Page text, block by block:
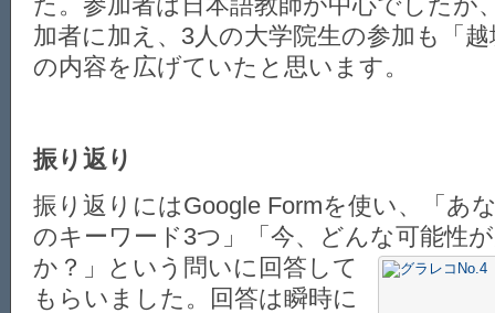
加者に加え、3人の大学院生の参加も「
の内容を広げていたと思います。
振り返り
振り返りにはGoogle Formを使い、「あ
のキーワード3つ」「今、どんな可能性
か？」という問いに 回答して
もらいました。回答は瞬時に